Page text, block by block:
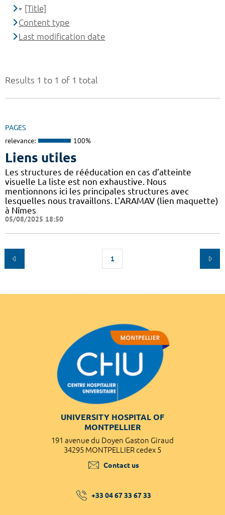
Results 1 to 1 of 1 total
PAGES
relevance: 100%
Liens utiles
Les structures de rééducation en cas d’atteinte
visuelle La liste est non exhaustive. Nous
mentionnons ici les principales structures avec
lesquelles nous travaillons. L’ARAMAV (lien maquette)
à Nîmes
05/08/2025 18:50
1
[Title]
Content type
Last modification date
UNIVERSITY HOSPITAL OF
MONTPELLIER
191 avenue du Doyen Gaston Giraud
34295 MONTPELLIER cedex 5
Contact us
+33 04 67 33 67 33